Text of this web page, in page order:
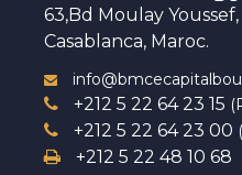
63,Bd Moulay
Casablanca, Maroc.
+212 5 22 64 23 15
+212 5 22 64 23 00
+212 5 22 48 10 68